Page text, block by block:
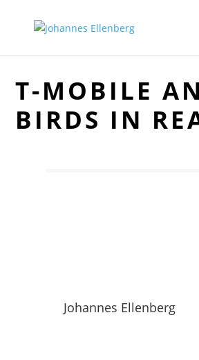
T-MOBILE
BIRDS IN
Johannes Ellenberg